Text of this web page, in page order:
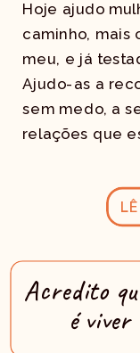
Hoje ajudo
caminho, mais
meu, e já
Ajudo-as a
sem medo, a
relações que
Acredito
é viver